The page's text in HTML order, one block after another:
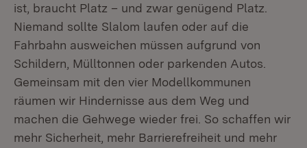
ist, braucht Platz – und zwar genügend Platz.
Niemand sollte Slalom laufen oder auf die
Fahrbahn ausweichen müssen aufgrund von
Schildern, Mülltonnen oder parkenden Autos.
Gemeinsam mit den vier Modellkommunen
räumen wir Hindernisse aus dem Weg und
machen die Gehwege wieder frei. So schaffen wir
mehr Sicherheit, mehr Barrierefreiheit und mehr